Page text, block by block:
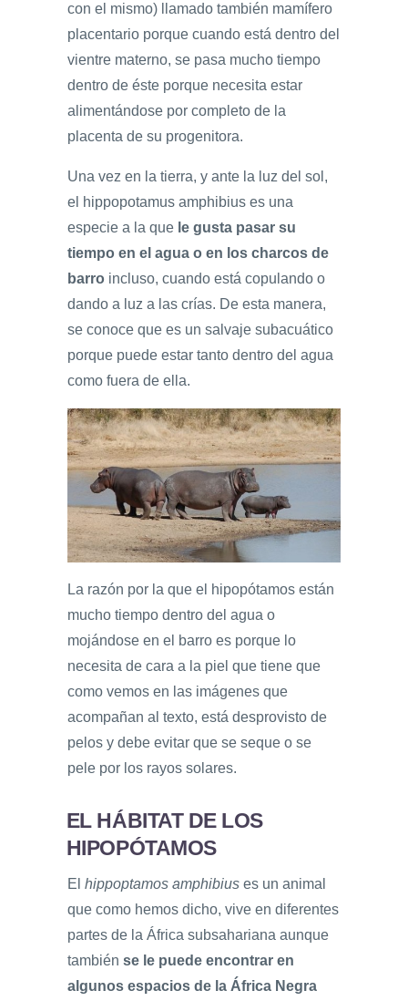
con el mismo) llamado también mamífero
placentario porque cuando está dentro del
vientre materno, se pasa mucho tiempo
dentro de éste porque necesita estar
alimentándose por completo de la
placenta de su progenitora.
Una vez en la tierra, y ante la luz del sol,
el hippopotamus amphibius es una
especie a la que le gusta pasar su
tiempo en el agua o en los charcos de
barro incluso, cuando está copulando o
dando a luz a las crías. De esta manera,
se conoce que es un salvaje subacuático
porque puede estar tanto dentro del agua
como fuera de ella.
La razón por la que el hipopótamos están
mucho tiempo dentro del agua o
mojándose en el barro es porque lo
necesita de cara a la piel que tiene que
como vemos en las imágenes que
acompañan al texto, está desprovisto de
pelos y debe evitar que se seque o se
pele por los rayos solares.
EL HÁBITAT DE LOS
HIPOPÓTAMOS
El hippoptamos amphibius es un animal
que como hemos dicho, vive en diferentes
partes de la África subsahariana aunque
también se le puede encontrar en
algunos espacios de la África Negra